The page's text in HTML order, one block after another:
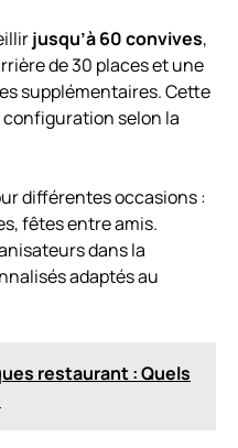
jusqu’à 60 convives,
de 30 places et une
supplémentaires. Cette
selon la
différentes occasions :
fêtes entre amis.
dans la
adaptés au
restaurant : Quels